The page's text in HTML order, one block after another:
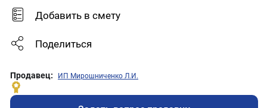
Добавить в смету
Поделиться
Продавец: ИП Мирошниченко Л.И.